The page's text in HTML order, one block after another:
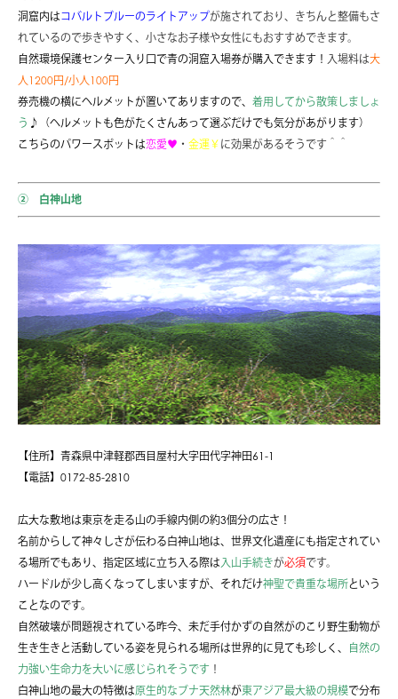
洞窟内はコバルトブルーのライトアップが施されており、きちんと整備もさ
れているので歩きやすく、小さなお子様や女性にもおすすめできます。
自然環境保護センター入り口で青の洞窟入場券が購入できます！ 入場料は大
人1200円/小人100円
券売機の横にヘルメットが置いてありますので、 着用してから散策しましょ
う ♪（ヘルメットも色がたくさんあって選ぶだけでも気分があがります）
こちらのパワースポットは恋愛♥ ・ 金運￥ に効果があるそうです＾＾
② 白神山地
【住所】青森県中津軽郡西目屋村大字田代字神田61-1
【電話】0172-85-2810
広大な敷地は東京を走る山の手線内側の約3個分の広さ！
名前からして神々しさが伝わる白神山地は、世界文化遺産にも指定されてい
る場所でもあり、指定区域に立ち入る際は入山手続きが必須です。
ハードルが少し高くなってしまいますが、それだけ神聖で貴重な場所という
ことなのです。
自然破壊が問題視されている昨今、未だ手付かずの自然がのこり野生動物が
生き生きと活動している姿を見られる場所は世界的に見ても珍しく、
自然の
力強い生命力を大いに感じられそうです ！
白神山地の最大の特徴は原生的なブナ天然林が東アジア最大級の規模で分布